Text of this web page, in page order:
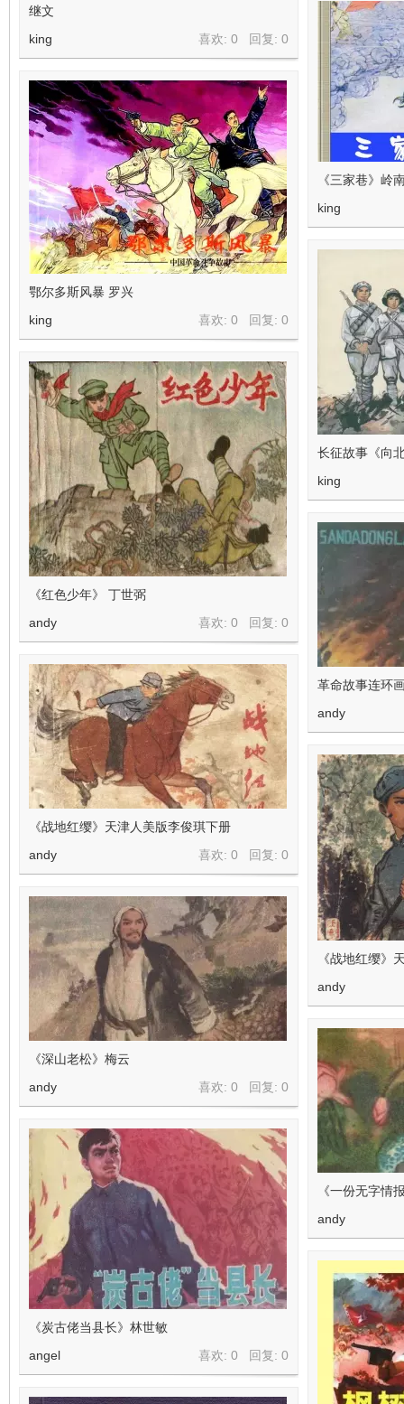
继文
喜欢: 0 回复: 0
king
《三家巷》岭
king
鄂尔多斯风暴 罗兴
喜欢: 0 回复: 0
king
长征故事《向
king
《红色少年》 丁世弼
喜欢: 0 回复: 0
andy
革命故事连环
andy
《战地红缨》天津人美版李俊琪下册
喜欢: 0 回复: 0
andy
《战地红缨》
andy
《深山老松》梅云
喜欢: 0 回复: 0
andy
《一份无字情
andy
《炭古佬当县长》林世敏
喜欢: 0 回复: 0
angel